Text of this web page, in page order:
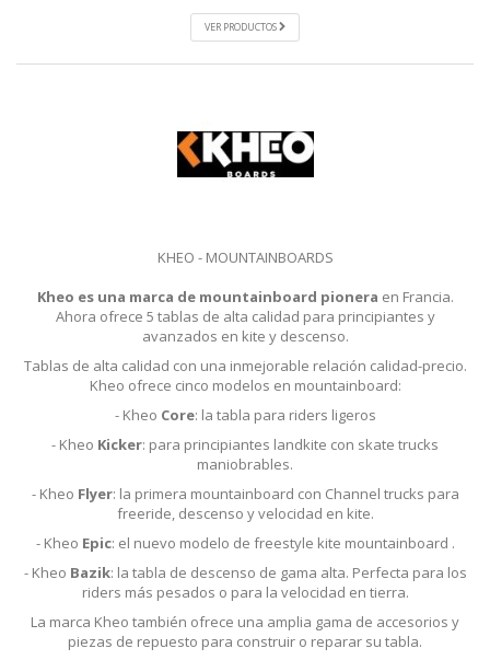
VER PRODUCTOS
KHEO - MOUNTAINBOARDS
Kheo es una marca de mountainboard pionera en Francia.
Ahora ofrece 5 tablas de alta calidad para principiantes y
avanzados en kite y descenso.
Tablas de alta calidad con una inmejorable relación calidad-precio.
Kheo ofrece cinco modelos en mountainboard:
- Kheo Core: la tabla para riders ligeros
- Kheo Kicker: para principiantes landkite con skate trucks
maniobrables.
- Kheo Flyer: la primera mountainboard con Channel trucks para
freeride, descenso y velocidad en kite.
- Kheo Epic: el nuevo modelo de freestyle kite mountainboard .
- Kheo Bazik: la tabla de descenso de gama alta. Perfecta para los
riders más pesados o para la velocidad en tierra.
La marca Kheo también ofrece una amplia gama de accesorios y
piezas de repuesto para construir o reparar su tabla.